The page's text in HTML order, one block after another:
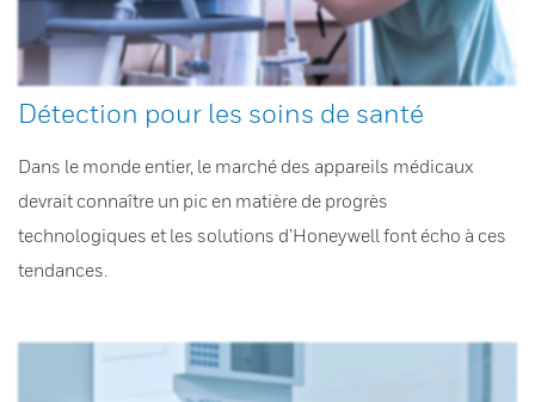
Détection pour les soins de santé
Dans le monde entier, le marché des appareils médicaux
devrait connaître un pic en matière de progrès
technologiques et les solutions d’Honeywell font écho à ces
tendances.